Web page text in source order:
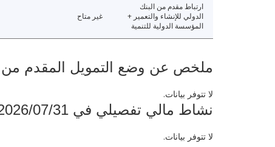
ارتباط مقدم من البنك
الدولي للإنشاء والتعمير +
المؤسسة الدولية للتنمية
غير متاح
ملخص عن وضع التمويل المقدم من البنك
لا تتوفر بيانات.
نشاط مالي تفصيلي في 2026/07/31
لا تتوفر بيانات.